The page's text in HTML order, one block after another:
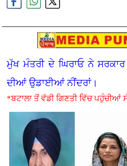
ਮੁੱਖ ਮੰਤਰੀ ਦੇ ਘਿਰਾਓ ਨੇ
ਦੀਆਂ ਉਡਾਈਆਂ ਨੀਂਦਰਾਂ।
*ਬਟਾਲਾ ਤੋਂ ਵੱਡੀ ਗਿਣਤੀ ਵਿੱਚ ਪਹੁੰਚੀਆਂ